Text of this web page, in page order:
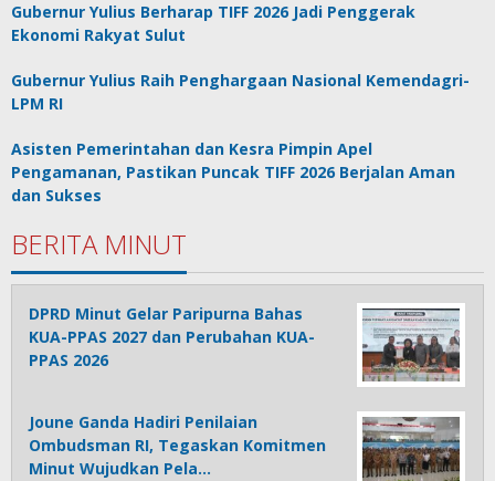
Gubernur Yulius Berharap TIFF 2026 Jadi Penggerak
Ekonomi Rakyat Sulut
Gubernur Yulius Raih Penghargaan Nasional Kemendagri-
LPM RI
Asisten Pemerintahan dan Kesra Pimpin Apel
Pengamanan, Pastikan Puncak TIFF 2026 Berjalan Aman
dan Sukses
BERITA MINUT
DPRD Minut Gelar Paripurna Bahas
KUA-PPAS 2027 dan Perubahan KUA-
PPAS 2026
Joune Ganda Hadiri Penilaian
Ombudsman RI, Tegaskan Komitmen
Minut Wujudkan Pela…